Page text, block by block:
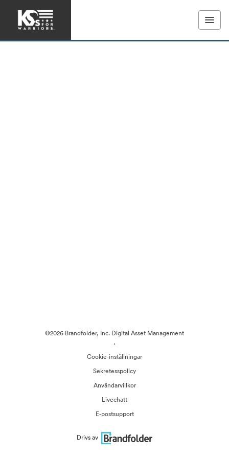
©2026 Brandfolder, Inc. Digital Asset Management
·
Cookie-inställningar
Sekretesspolicy
Användarvillkor
Livechatt
E-postsupport
Drivs av